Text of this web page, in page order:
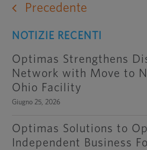
Precedente
NOTIZIE RECENTI
Optimas Strengthens
Network with Move to
Ohio Facility
Giugno 25, 2026
Optimas Solutions to
Independent Business